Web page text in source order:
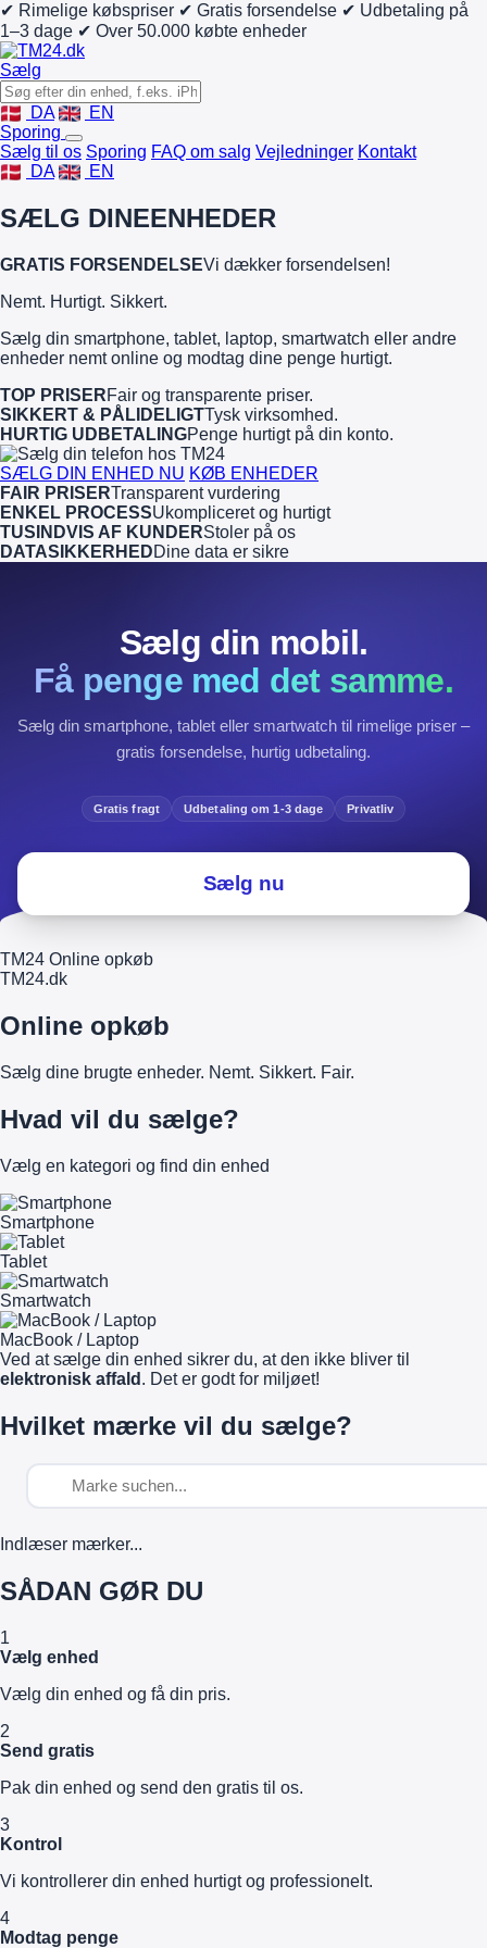
✔ Rimelige købspriser ✔ Gratis forsendelse ✔ Udbetaling på
1–3 dage ✔ Over 50.000 købte enheder
Sælg
DA
EN
Sporing
Sælg til os Sporing FAQ om salg Vejledninger Kontakt
DA
EN
SÆLG DINEENHEDER
GRATIS FORSENDELSEVi dækker forsendelsen!
Nemt. Hurtigt. Sikkert.
Sælg din smartphone, tablet, laptop, smartwatch eller andre
enheder nemt online og modtag dine penge hurtigt.
TOP PRISERFair og transparente priser.
SIKKERT & PÅLIDELIGTTysk virksomhed.
HURTIG UDBETALINGPenge hurtigt på din konto.
SÆLG DIN ENHED NU KØB ENHEDER
FAIR PRISERTransparent vurdering
ENKEL PROCESSUkompliceret og hurtigt
TUSINDVIS AF KUNDERStoler på os
DATASIKKERHEDDine data er sikre
Sælg din mobil.
Få penge med det samme.
Sælg din smartphone, tablet eller smartwatch til rimelige priser –
gratis forsendelse, hurtig udbetaling.
Gratis fragt Udbetaling om 1-3 dage Privatliv
Sælg nu
TM24 Online opkøb
TM24.dk
Online opkøb
Sælg dine brugte enheder. Nemt. Sikkert. Fair.
Hvad vil du sælge?
Vælg en kategori og find din enhed
Smartphone
Tablet
Smartwatch
MacBook / Laptop
Ved at sælge din enhed sikrer du, at den ikke bliver til
elektronisk affald . Det er godt for miljøet!
Hvilket mærke vil du sælge?
Indlæser mærker...
SÅDAN GØR DU
1
Vælg enhed
Vælg din enhed og få din pris.
2
Send gratis
Pak din enhed og send den gratis til os.
3
Kontrol
Vi kontrollerer din enhed hurtigt og professionelt.
4
Modtag penge